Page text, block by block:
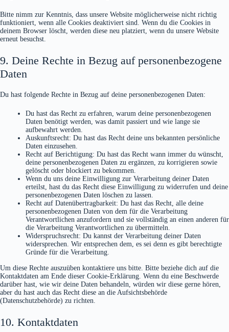
Bitte nimm zur Kenntnis, dass unsere Website möglicherweise nicht richtig
funktioniert, wenn alle Cookies deaktiviert sind. Wenn du die Cookies in
deinem Browser löscht, werden diese neu platziert, wenn du unsere Website
erneut besuchst.
9. Deine Rechte in Bezug auf personenbezogene
Daten
Du hast folgende Rechte in Bezug auf deine personenbezogenen Daten:
Du hast das Recht zu erfahren, warum deine personenbezogenen
Daten benötigt werden, was damit passiert und wie lange sie
aufbewahrt werden.
Auskunftsrecht: Du hast das Recht deine uns bekannten persönliche
Daten einzusehen.
Recht auf Berichtigung: Du hast das Recht wann immer du wünscht,
deine personenbezogenen Daten zu ergänzen, zu korrigieren sowie
gelöscht oder blockiert zu bekommen.
Wenn du uns deine Einwilligung zur Verarbeitung deiner Daten
erteilst, hast du das Recht diese Einwilligung zu widerrufen und deine
personenbezogenen Daten löschen zu lassen.
Recht auf Datenübertragbarkeit: Du hast das Recht, alle deine
personenbezogenen Daten von dem für die Verarbeitung
Verantwortlichen anzufordern und sie vollständig an einen anderen für
die Verarbeitung Verantwortlichen zu übermitteln.
Widerspruchsrecht: Du kannst der Verarbeitung deiner Daten
widersprechen. Wir entsprechen dem, es sei denn es gibt berechtigte
Gründe für die Verarbeitung.
Um diese Rechte auszuüben kontaktiere uns bitte. Bitte beziehe dich auf die
Kontaktdaten am Ende dieser Cookie-Erklärung. Wenn du eine Beschwerde
darüber hast, wie wir deine Daten behandeln, würden wir diese gerne hören,
aber du hast auch das Recht diese an die Aufsichtsbehörde
(Datenschutzbehörde) zu richten.
10. Kontaktdaten